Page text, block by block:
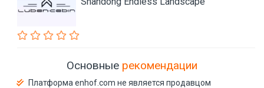
Основные рекомендации
Платформа enhof.com не является продавцом